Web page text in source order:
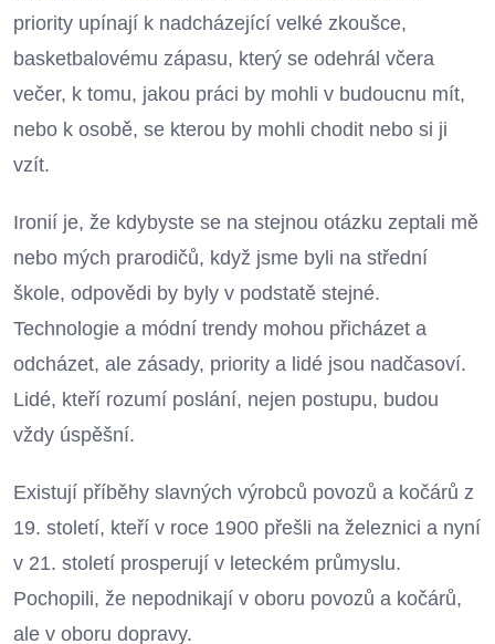
priority upínají k nadcházející velké zkoušce,
basketbalovému zápasu, který se odehrál včera
večer, k tomu, jakou práci by mohli v budoucnu mít,
nebo k osobě, se kterou by mohli chodit nebo si ji
vzít.
Ironií je, že kdybyste se na stejnou otázku zeptali mě
nebo mých prarodičů, když jsme byli na střední
škole, odpovědi by byly v podstatě stejné.
Technologie a módní trendy mohou přicházet a
odcházet, ale zásady, priority a lidé jsou nadčasoví.
Lidé, kteří rozumí poslání, nejen postupu, budou
vždy úspěšní.
Existují příběhy slavných výrobců povozů a kočárů z
19. století, kteří v roce 1900 přešli na železnici a nyní
v 21. století prosperují v leteckém průmyslu.
Pochopili, že nepodnikají v oboru povozů a kočárů,
ale v oboru dopravy.